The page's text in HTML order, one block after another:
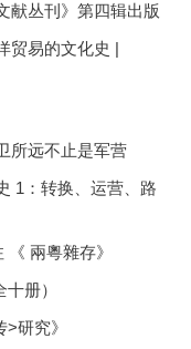
献丛刊》第四辑出版
贸易的文化史 |
所远不止是军营
1：转换、运营、路
兩粵雜存》
册）
研究》